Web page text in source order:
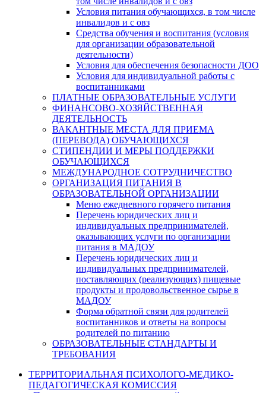
Условия питания обучающихся, в том числе
инвалидов и с овз
Средства обучения и воспитания (условия
для организации образовательной
деятельности)
Условия для обеспечения безопасности ДОО
Условия для индивидуальной работы с
воспитанниками
ПЛАТНЫЕ ОБРАЗОВАТЕЛЬНЫЕ УСЛУГИ
ФИНАНСОВО-ХОЗЯЙСТВЕННАЯ
ДЕЯТЕЛЬНОСТЬ
ВАКАНТНЫЕ МЕСТА ДЛЯ ПРИЕМА
(ПЕРЕВОДА) ОБУЧАЮЩИХСЯ
СТИПЕНДИИ И МЕРЫ ПОДДЕРЖКИ
ОБУЧАЮЩИХСЯ
МЕЖДУНАРОДНОЕ СОТРУДНИЧЕСТВО
ОРГАНИЗАЦИЯ ПИТАНИЯ В
ОБРАЗОВАТЕЛЬНОЙ ОРГАНИЗАЦИИ
Меню ежедневного горячего питания
Перечень юридических лиц и
индивидуальных предпринимателей,
оказывающих услуги по организации
питания в МАДОУ
Перечень юридических лиц и
индивидуальных предпринимателей,
поставляющих (реализующих) пищевые
продукты и продовольственное сырье в
МАДОУ
Форма обратной связи для родителей
воспитанников и ответы на вопросы
родителей по питанию
ОБРАЗОВАТЕЛЬНЫЕ СТАНДАРТЫ И
ТРЕБОВАНИЯ
ТЕРРИТОРИАЛЬНАЯ ПСИХОЛОГО-МЕДИКО-
ПЕДАГОГИЧЕСКАЯ КОМИССИЯ